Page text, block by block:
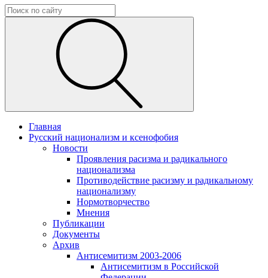
Главная
Русский национализм и ксенофобия
Новости
Проявления расизма и радикального
национализма
Противодействие расизму и радикальному
национализму
Нормотворчество
Мнения
Публикации
Документы
Архив
Антисемитизм 2003-2006
Антисемитизм в Российской